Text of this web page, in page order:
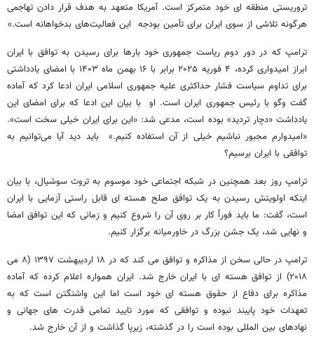
تروریستی منطقه ای خود متمرکز است. آمریکا متعهد به هدف قرار دادن تهاجمی
هرگونه تلاشی از سوی ایران برای تأمین بودجه این فعالیت‌های بدخواهانه است.»
ترامپ که در دور دوم ریاست جمهوری خود بارها برای رسیدن به توافق با ایران
ابراز امیدواری کرده، ۴ فوریه ۲۰۲۵ برابر با ۱۶ بهمن ماه ۱۴۰۳ با امضای یادداشتی
برای تداوم سیاست فشار حداکثری علیه جمهوری اسلامی ایران ادعا کرد که آماده
گفت وگو با رئیس جمهوری ایران است. او با بیان این ادعا که برای امضای این
یادداشت «دچار تردید» بوده است، مدعی شد: «این برای ایران خیلی سخت است».
«امیدوارم مجبور نباشیم خیلی از آن استفاده کنیم.» باید دید آیا می‌توانیم به
توافقی با ایران برسیم؟
ترامپ روز بعد همچنین در شبکه اجتماعی خود موسوم به تروث سوشیال، با بیان
اینکه اولویتش رسیدن به یک توافق صلح هسته ای قابل راستی آزمایی با ایران
است، گفت: ما باید فوراً کار بر روی آن را شروع کنیم و زمانی که این توافق امضا
و نهایی شد، یک جشن بزرگ در خاورمیانه برگزار کنیم.
ترامپ در حالی سخن از مذاکره و توافق می کند که در ۱۸ اردیبهشت ۱۳۹۷ (۸ می
۲۰۱۸) از توافق هسته ای با ایران خارج شد. ایران همواره اعلام کرده که آماده
مذاکره برای دفاع از حقوق هسته ای خود است اما این واشنگتن است که به
تعهدات خود پایبند نبوده و توافقی که مورد تایید تمامی قدرت های جهانی و
نهادهای بین المللی بوده است را در گذشته، زیرپا گذاشت و از آن خارج شد.